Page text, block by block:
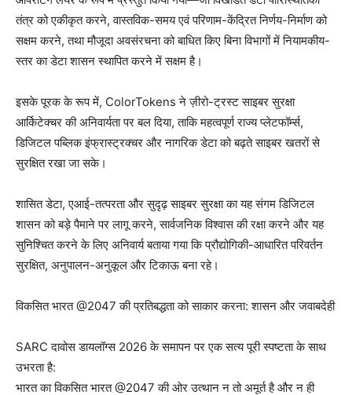
तंत्र को एकीकृत करने, वास्तविक-समय एवं परिणाम-केंद्रित निर्णय-निर्माण को
सक्षम करने, तथा मौजूदा अवसंरचना को बाधित किए बिना विभागों में नियामकीय-
स्तर का डेटा शासन स्थापित करने में सक्षम है।
इसके पूरक के रूप में, ColorTokens ने ज़ीरो-ट्रस्ट साइबर सुरक्षा
आर्किटेक्चर की अनिवार्यता पर बल दिया, ताकि महत्वपूर्ण राज्य प्लेटफॉर्म्स,
डिजिटल पब्लिक इंफ्रास्ट्रक्चर और नागरिक डेटा को बढ़ते साइबर खतरों से
सुरक्षित रखा जा सके।
शासित डेटा, एआई-तत्परता और सुदृढ़ साइबर सुरक्षा का यह संगम डिजिटल
शासन को बड़े पैमाने पर लागू करने, सार्वजनिक विश्वास की रक्षा करने और यह
सुनिश्चित करने के लिए अनिवार्य बताया गया कि प्रौद्योगिकी-आधारित परिवर्तन
सुरक्षित, अनुपालन-अनुकूल और टिकाऊ बना रहे।
विकसित भारत @2047 की प्रतिबद्धता को साकार करना: शासन और जवाबदेही
SARC दावोस डायलॉग्स 2026 के समापन पर एक सत्य पूरी स्पष्टता के साथ
उभरता है:
भारत का विकसित भारत @2047 की ओर उत्थान न तो अमूर्त है और न ही